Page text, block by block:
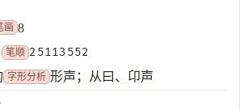
画 8
笔顺 25113552
字形分析 形声；从曰、卬声